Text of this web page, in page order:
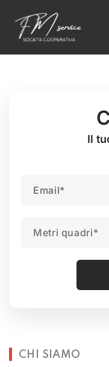
Il
CHI SIAMO